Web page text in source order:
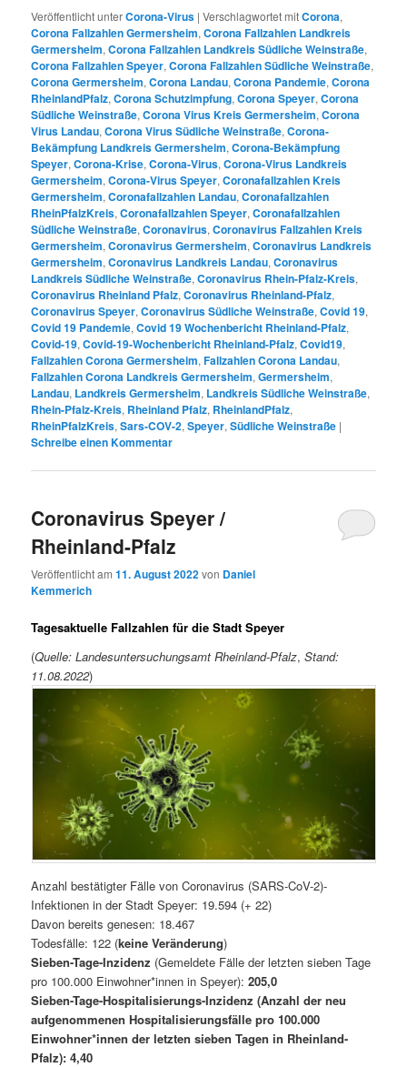
Veröffentlicht unterCorona-Virus |Verschlagwortet mitCorona,
Corona Fallzahlen Germersheim,Corona Fallzahlen Landkreis
Germersheim,Corona Fallzahlen Landkreis Südliche Weinstraße,
Corona Fallzahlen Speyer,Corona Fallzahlen Südliche Weinstraße,
Corona Germersheim,Corona Landau,Corona Pandemie,Corona
RheinlandPfalz,Corona Schutzimpfung,Corona Speyer,Corona
Südliche Weinstraße,Corona Virus Kreis Germersheim,Corona
Virus Landau,Corona Virus Südliche Weinstraße,Corona-
Bekämpfung Landkreis Germersheim,Corona-Bekämpfung
Speyer,Corona-Krise,Corona-Virus,Corona-Virus Landkreis
Germersheim,Corona-Virus Speyer,Coronafallzahlen Kreis
Germersheim,Coronafallzahlen Landau,Coronafallzahlen
RheinPfalzKreis,Coronafallzahlen Speyer,Coronafallzahlen
Südliche Weinstraße,Coronavirus,Coronavirus Fallzahlen Kreis
Germersheim,Coronavirus Germersheim,Coronavirus Landkreis
Germersheim,Coronavirus Landkreis Landau,Coronavirus
Landkreis Südliche Weinstraße,Coronavirus Rhein-Pfalz-Kreis,
Coronavirus Rheinland Pfalz,Coronavirus Rheinland-Pfalz,
Coronavirus Speyer,Coronavirus Südliche Weinstraße,Covid 19,
Covid 19 Pandemie,Covid 19 Wochenbericht Rheinland-Pfalz,
Covid-19,Covid-19-Wochenbericht Rheinland-Pfalz,Covid19,
Fallzahlen Corona Germersheim,Fallzahlen Corona Landau,
Fallzahlen Corona Landkreis Germersheim,Germersheim,
Landau, Landkreis Germersheim, Landkreis Südliche Weinstraße,
Rhein-Pfalz-Kreis, Rheinland Pfalz, RheinlandPfalz,
RheinPfalzKreis,Sars-COV-2,Speyer,Südliche Weinstraße |
Schreibe einen Kommentar
Coronavirus Speyer /
Rheinland-Pfalz
Veröffentlicht am11. August 2022von Daniel
Kemmerich
Tagesaktuelle Fallzahlen für die Stadt Speyer
(Quelle: Landesuntersuchungsamt Rheinland-Pfalz, Stand:
11.08.2022)
Anzahl bestätigter Fälle von Coronavirus (SARS-CoV-2)-
Infektionen in der Stadt Speyer: 19.594 (+ 22)
Davon bereits genesen: 18.467
Todesfälle: 122 (keine Veränderung)
Sieben-Tage-Inzidenz (Gemeldete Fälle der letzten sieben Tage
pro 100.000 Einwohner*innen in Speyer): 205,0
Sieben-Tage-Hospitalisierungs-Inzidenz (Anzahl der neu
aufgenommenen Hospitalisierungsfälle pro 100.000
Einwohner*innen der letzten sieben Tagen in Rheinland-
Pfalz): 4,40